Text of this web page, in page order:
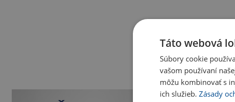
Táto webová
Súbory cookie
vašom používaní
môžu kombinovať s
ich služieb. Zásady